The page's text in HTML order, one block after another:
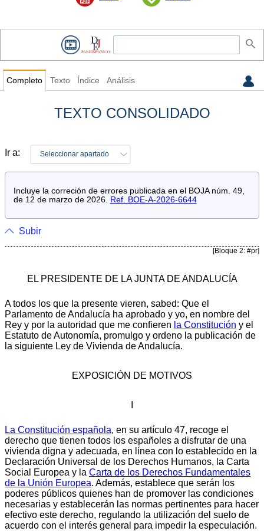
Completo Texto Índice Análisis
TEXTO CONSOLIDADO
Ir a: Seleccionar apartado
Incluye la correción de errores publicada en el BOJA núm. 49,
de 12 de marzo de 2026.
Ref. BOE-A-2026-6644
Subir
[Bloque 2: #pr]
EL PRESIDENTE DE LA JUNTA DE ANDALUCÍA
A todos los que la presente vieren, sabed: Que el
Parlamento de Andalucía ha aprobado y yo, en nombre del
Rey y por la autoridad que me confieren la Constitución y el
Estatuto de Autonomía, promulgo y ordeno la publicación de
la siguiente Ley de Vivienda de Andalucía.
EXPOSICIÓN DE MOTIVOS
La Constitución española, en su artículo 47, recoge el
derecho que tienen todos los españoles a disfrutar de una
vivienda digna y adecuada, en línea con lo establecido en la
Declaración Universal de los Derechos Humanos, la Carta
Social Europea y la Carta de los Derechos Fundamentales
de la Unión Europea. Además, establece que serán los
poderes públicos quienes han de promover las condiciones
necesarias y establecerán las normas pertinentes para hacer
efectivo este derecho, regulando la utilización del suelo de
acuerdo con el interés general para impedir la especulación.